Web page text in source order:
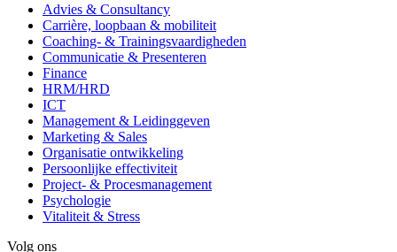
Advies & Consultancy
Carrière, loopbaan & mobiliteit
Coaching- & Trainingsvaardigheden
Communicatie & Presenteren
Finance
HRM/HRD
ICT
Management & Leidinggeven
Marketing & Sales
Organisatie ontwikkeling
Persoonlijke effectiviteit
Project- & Procesmanagement
Psychologie
Vitaliteit & Stress
Volg ons